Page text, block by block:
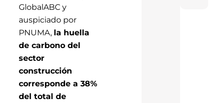
GlobalABC y
auspiciado por
PNUMA, la huella
de carbono del
sector
construcción
corresponde a 38%
del total de